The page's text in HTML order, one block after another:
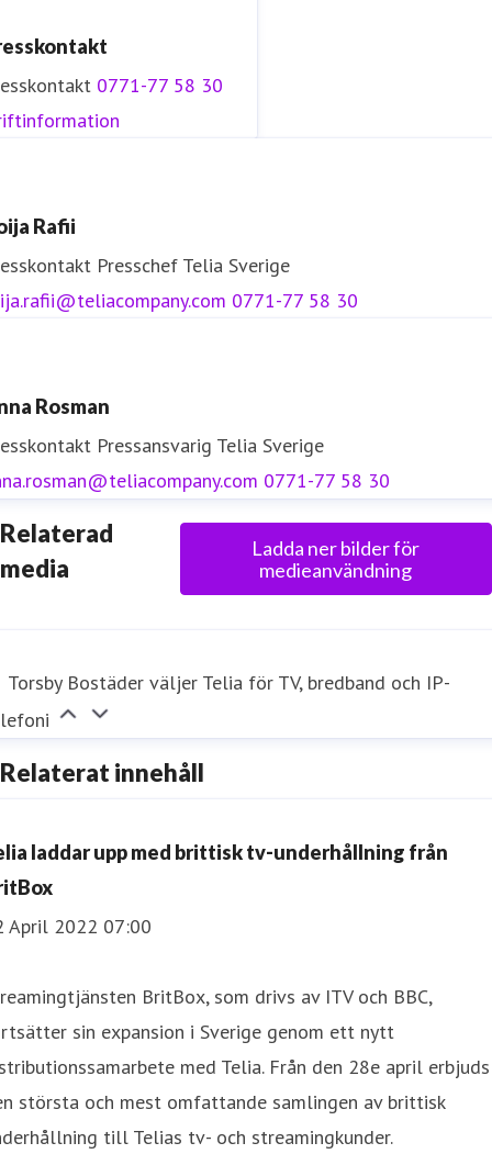
0771-77 58 30
Rafii
Presschef Telia Sverige
0771-77 58 30
Rosman
Pressansvarig Telia Sverige
0771-77 58 30
Relaterad
media
Ladda ner bilder för
medieanvändning
Torsby Bostäder väljer Telia för TV, bredband och IP-
Relaterat innehåll
laddar upp med brittisk tv-underhållning från
April 2022 07:00
BritBox, som drivs av ITV och BBC,
sin expansion i Sverige genom ett nytt
med Telia. Från den 28e april erbjuds
största och mest omfattande samlingen av brittisk
till Telias tv- och streamingkunder.